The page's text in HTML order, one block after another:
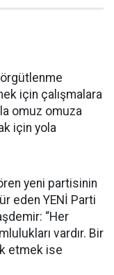
örgütlenme
için çalışmalara
omuz omuza
için yola
yeni partisinin
eden YENİ Parti
“Her
vardır. Bir
etmek ise